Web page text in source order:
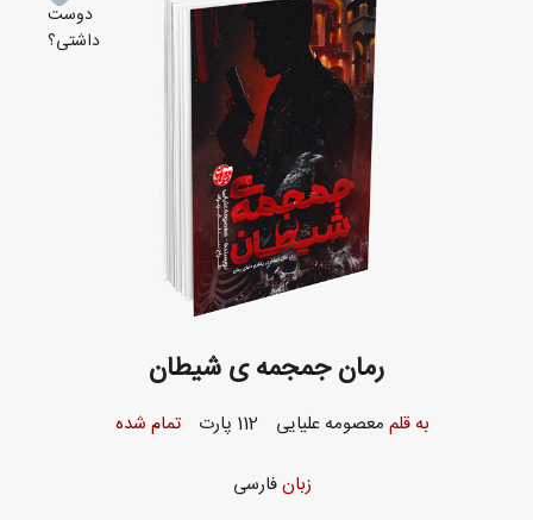
دوست
داشتی؟
رمان جمجمه ی شیطان
به قلم معصومه علیایی 112 پارت تمام شده
زبانفارسی